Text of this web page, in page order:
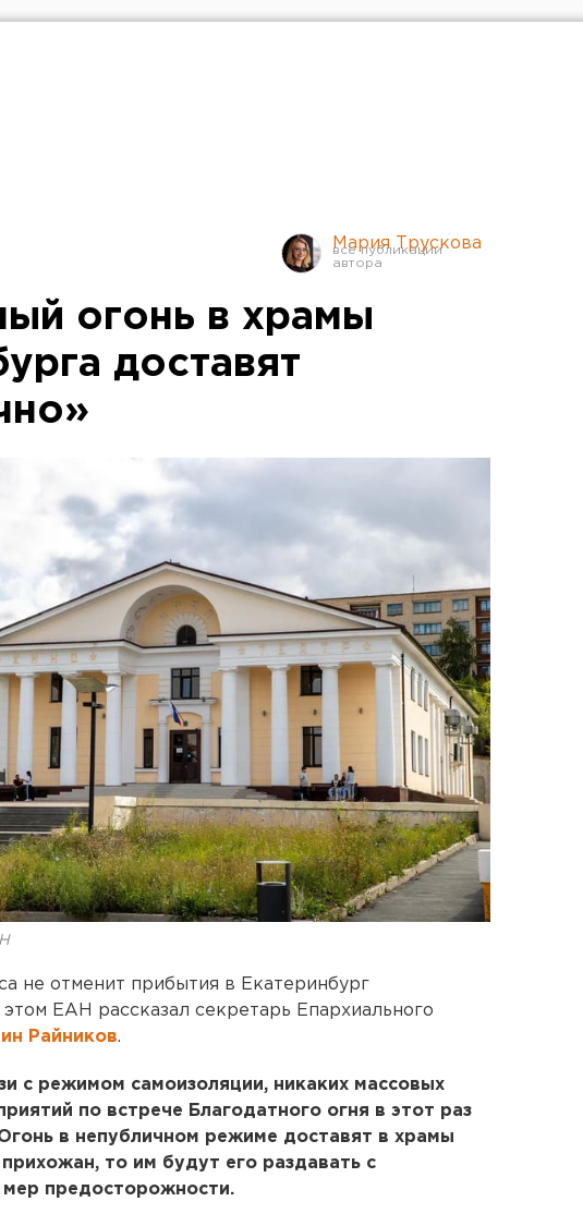
Мария Трускова
огонь в храмы
доставят
не отменит прибытия в Екатеринбург
этом ЕАН рассказал секретарь Епархиального
Райников.
с режимом самоизоляции, никаких массовых
по встрече Благодатного огня в этот раз
в непубличном режиме доставят в храмы
то им будут его раздавать с
предосторожности.